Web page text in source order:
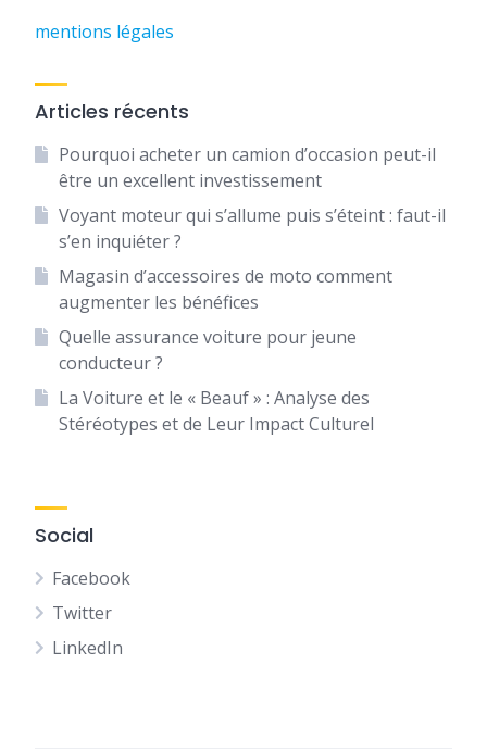
mentions légales
Articles récents
Pourquoi acheter un camion d’occasion peut-il
être un excellent investissement
Voyant moteur qui s’allume puis s’éteint : faut-il
s’en inquiéter ?
Magasin d’accessoires de moto comment
augmenter les bénéfices
Quelle assurance voiture pour jeune
conducteur ?
La Voiture et le « Beauf » : Analyse des
Stéréotypes et de Leur Impact Culturel
Social
Facebook
Twitter
LinkedIn